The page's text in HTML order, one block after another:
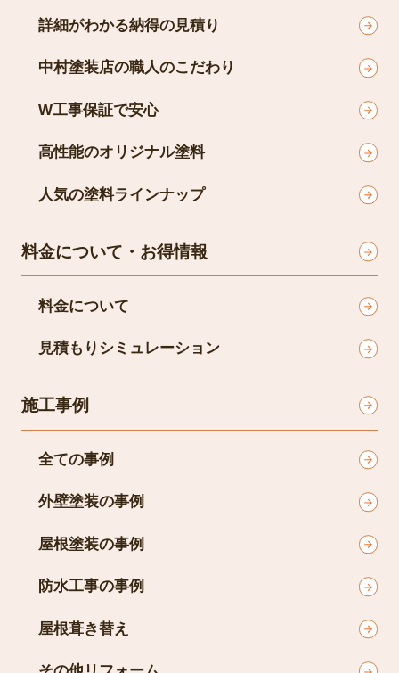
詳細がわかる納得の見積り
中村塗装店の職人のこだわり
W工事保証で安心
高性能のオリジナル塗料
人気の塗料ラインナップ
料金について・お得情報
料金について
見積もりシミュレーション
施工事例
全ての事例
外壁塗装の事例
屋根塗装の事例
防水工事の事例
屋根葺き替え